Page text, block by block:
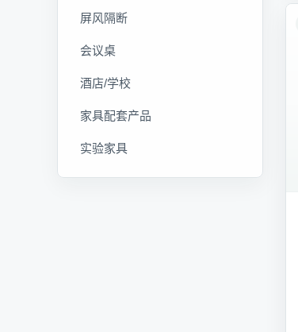
屏风隔断
会议桌
酒店/学校
家具配套产品
实验家具